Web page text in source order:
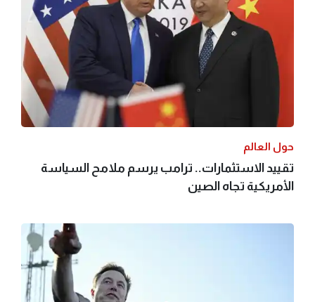
حول العالم
تقييد الاستثمارات.. ترامب يرسم ملامح السياسة
الأمريكية تجاه الصين